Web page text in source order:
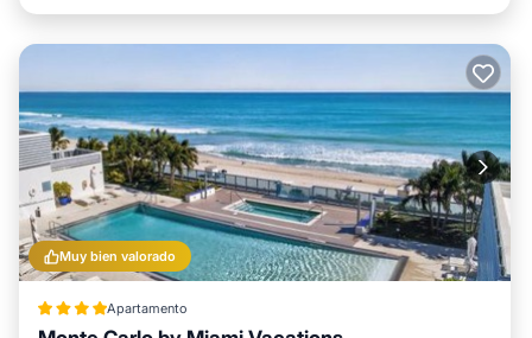
Muy bien valorado
Apartamento